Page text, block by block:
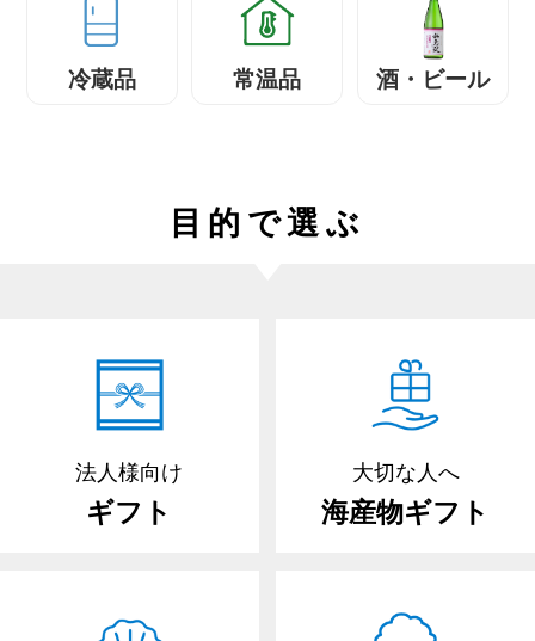
冷蔵品 常温品 酒・ビール
目的で選ぶ
法人様向け
ギフト
大切な人へ
海産物ギフト